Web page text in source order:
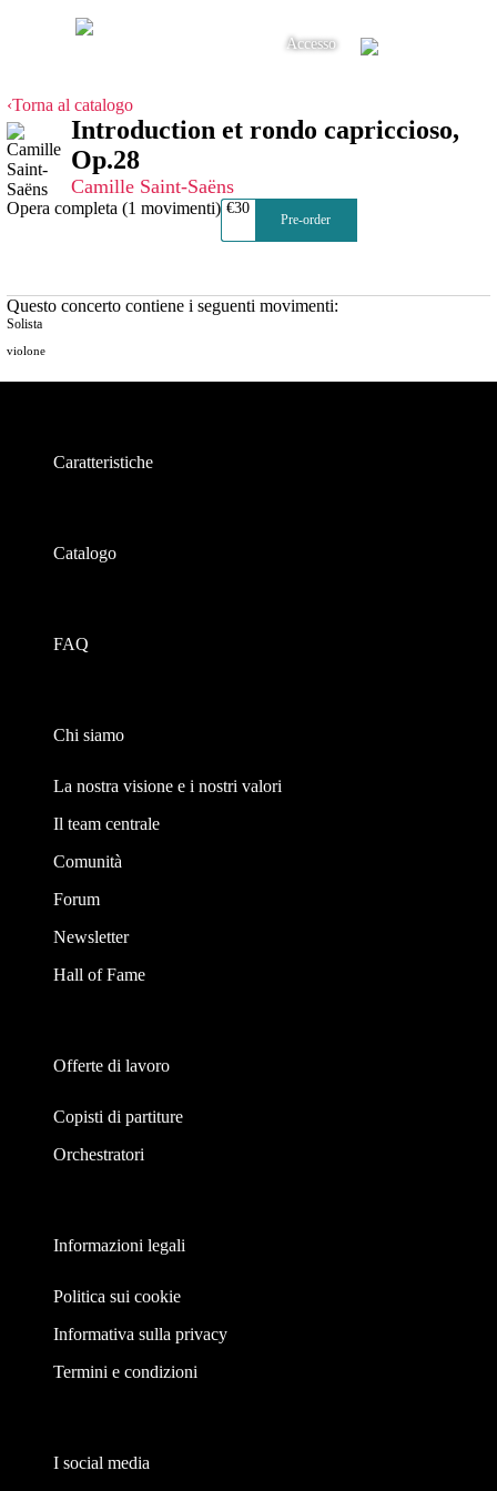
Accesso
‹Torna al catalogo
Introduction et rondo capriccioso,
Op.28
Camille Saint-Saëns
Opera completa (1 movimenti) €30
Pre-order
Questo concerto contiene i seguenti movimenti:
Solista
violone
Caratteristiche
Catalogo
FAQ
Chi siamo
La nostra visione e i nostri valori
Il team centrale
Comunità
Forum
Newsletter
Hall of Fame
Offerte di lavoro
Copisti di partiture
Orchestratori
Informazioni legali
Politica sui cookie
Informativa sulla privacy
Termini e condizioni
I social media